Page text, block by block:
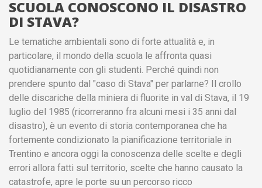
SCUOLA CONOSCONO IL DISASTRO
DI STAVA?
Le tematiche ambientali sono di forte attualità e, in
particolare, il mondo della scuola le affronta quasi
quotidianamente con gli studenti. Perché quindi non
prendere spunto dal "caso di Stava" per parlarne? Il crollo
delle discariche della miniera di fluorite in val di Stava, il 19
luglio del 1985 (ricorreranno fra alcuni mesi i 35 anni dal
disastro), è un evento di storia contemporanea che ha
fortemente condizionato la pianificazione territoriale in
Trentino e ancora oggi la conoscenza delle scelte e degli
errori allora fatti sul territorio, scelte che hanno causato la
catastrofe, apre le porte su un percorso ricco